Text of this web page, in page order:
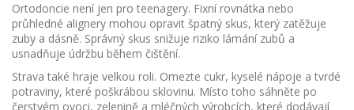
Ortodoncie není jen pro teenagery. Fixní rovnátka nebo
průhledné alignery mohou opravit špatný skus, který zatěžuje
zuby a dásně. Správný skus snižuje riziko lámání zubů a
usnadňuje údržbu během čištění.
Strava také hraje velkou roli. Omezte cukr, kyselé nápoje a tvrdé
potraviny, které poškrábou sklovinu. Místo toho sáhněte po
čerstvém ovoci, zelenině a mléčných výrobcích, které dodávají